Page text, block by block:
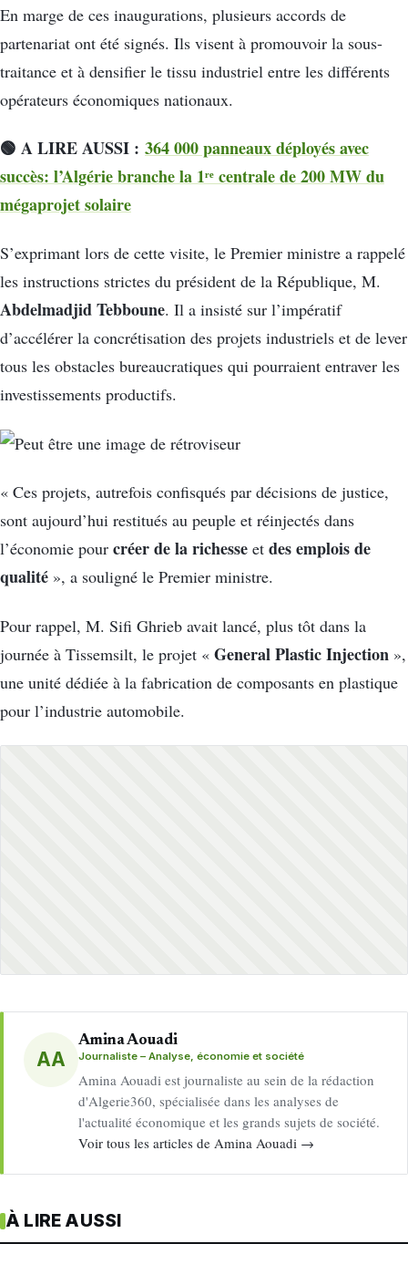
En marge de ces inaugurations, plusieurs accords de
partenariat ont été signés. Ils visent à promouvoir la sous-
traitance et à densifier le tissu industriel entre les différents
opérateurs économiques nationaux.
🟢 A LIRE AUSSI : 364 000 panneaux déployés avec
succès: l’Algérie branche la 1ʳᵉ centrale de 200 MW du
mégaprojet solaire
S’exprimant lors de cette visite, le Premier ministre a rappelé
les instructions strictes du président de la République, M.
Abdelmadjid Tebboune. Il a insisté sur l’impératif
d’accélérer la concrétisation des projets industriels et de lever
tous les obstacles bureaucratiques qui pourraient entraver les
investissements productifs.
« Ces projets, autrefois confisqués par décisions de justice,
sont aujourd’hui restitués au peuple et réinjectés dans
l’économie pour créer de la richesse et des emplois de
qualité », a souligné le Premier ministre.
Pour rappel, M. Sifi Ghrieb avait lancé, plus tôt dans la
journée à Tissemsilt, le projet « General Plastic Injection »,
une unité dédiée à la fabrication de composants en plastique
pour l’industrie automobile.
AA
Amina Aouadi
Journaliste – Analyse, économie et société
Amina Aouadi est journaliste au sein de la rédaction
d'Algerie360, spécialisée dans les analyses de
l'actualité économique et les grands sujets de société.
Voir tous les articles de Amina Aouadi →
À LIRE AUSSI